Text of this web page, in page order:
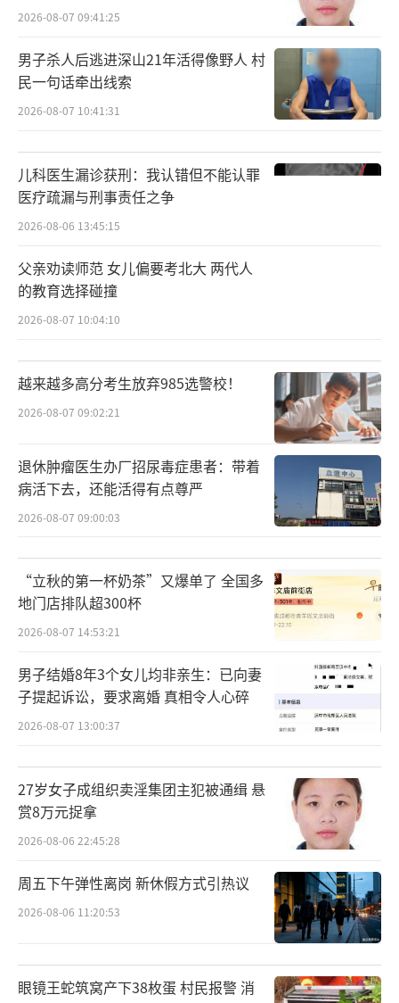
2026-08-07 09:41:25
男子杀人后逃进深山21年活得像野人 村
民一句话牵出线索
2026-08-07 10:41:31
儿科医生漏诊获刑：我认错但不能认罪
医疗疏漏与刑事责任之争
2026-08-06 13:45:15
父亲劝读师范 女儿偏要考北大 两代人
的教育选择碰撞
2026-08-07 10:04:10
越来越多高分考生放弃985选警校！
2026-08-07 09:02:21
退休肿瘤医生办厂招尿毒症患者：带着
病活下去，还能活得有点尊严
2026-08-07 09:00:03
“立秋的第一杯奶茶”又爆单了 全国多
地门店排队超300杯
2026-08-07 14:53:21
男子结婚8年3个女儿均非亲生：已向妻
子提起诉讼，要求离婚 真相令人心碎
2026-08-07 13:00:37
27岁女子成组织卖淫集团主犯被通缉 悬
赏8万元捉拿
2026-08-06 22:45:28
周五下午弹性离岗 新休假方式引热议
2026-08-06 11:20:53
眼镜王蛇筑窝产下38枚蛋 村民报警 消